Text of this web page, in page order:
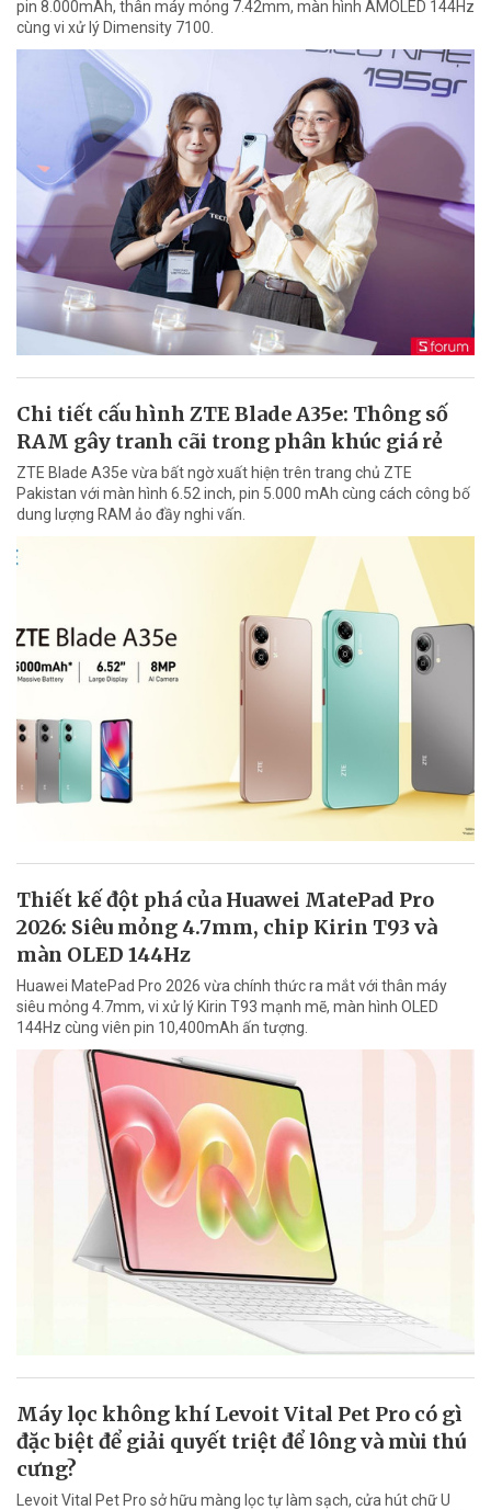
pin 8.000mAh, thân máy mỏng 7.42mm, màn hình AMOLED 144Hz
cùng vi xử lý Dimensity 7100.
Chi tiết cấu hình ZTE Blade A35e: Thông số
RAM gây tranh cãi trong phân khúc giá rẻ
ZTE Blade A35e vừa bất ngờ xuất hiện trên trang chủ ZTE
Pakistan với màn hình 6.52 inch, pin 5.000 mAh cùng cách công bố
dung lượng RAM ảo đầy nghi vấn.
Thiết kế đột phá của Huawei MatePad Pro
2026: Siêu mỏng 4.7mm, chip Kirin T93 và
màn OLED 144Hz
Huawei MatePad Pro 2026 vừa chính thức ra mắt với thân máy
siêu mỏng 4.7mm, vi xử lý Kirin T93 mạnh mẽ, màn hình OLED
144Hz cùng viên pin 10,400mAh ấn tượng.
Máy lọc không khí Levoit Vital Pet Pro có gì
đặc biệt để giải quyết triệt để lông và mùi thú
cưng?
Levoit Vital Pet Pro sở hữu màng lọc tự làm sạch, cửa hút chữ U